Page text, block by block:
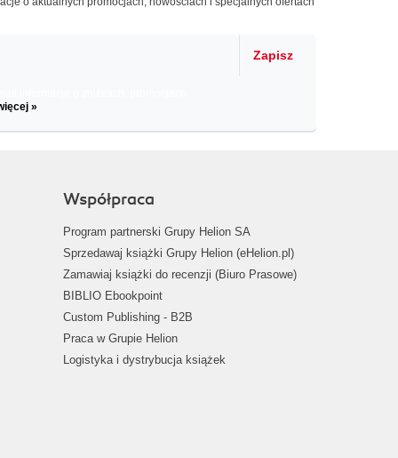
Zapisz
»
Współpraca
Program partnerski Grupy Helion SA
Sprzedawaj książki Grupy Helion (eHelion.pl)
Zamawiaj książki do recenzji (Biuro Prasowe)
BIBLIO Ebookpoint
Custom Publishing - B2B
Praca w Grupie Helion
Logistyka i dystrybucja książek